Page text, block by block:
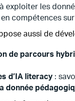
à exploiter les
compétences
aussi de
de parcours
d’IA literacy :
donnée